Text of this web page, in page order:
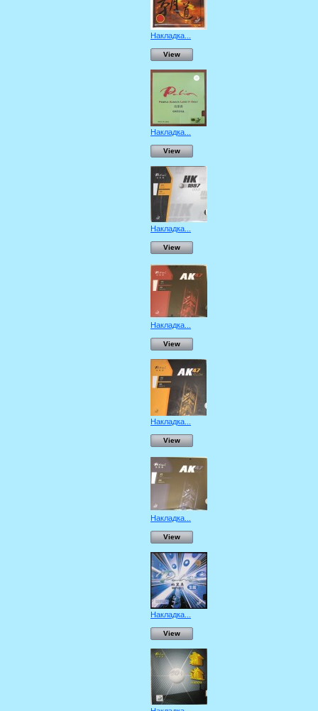
Накладка...
View
Накладка...
View
Накладка...
View
Накладка...
View
Накладка...
View
Накладка...
View
Накладка...
View